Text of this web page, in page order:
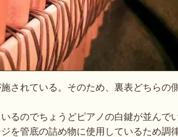
されている。そのため、裏表どちらの
るのでちょうどピアノの白鍵が並んでい
を管底の詰め物に使用しているため調